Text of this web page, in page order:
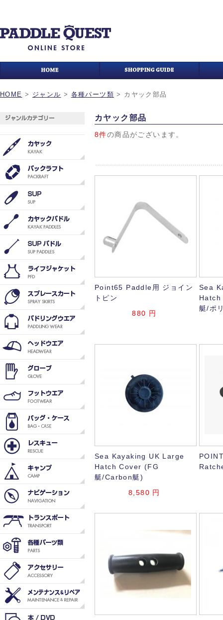
HOME > ジャンル > 各種パーツ類 > カヤック部品
カヤック部品
8件の商品がございます。
Point65 Paddle用 ジョイン
トピン
880 円
Sea
艇/ポ
Sea Kayaking UK Large
Hatch Cover (FG
艇/Carbon艇)
8,580 円